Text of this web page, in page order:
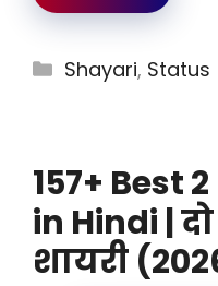
Categories
Shayari, Status
157+ Best
in Hindi |
शायरी